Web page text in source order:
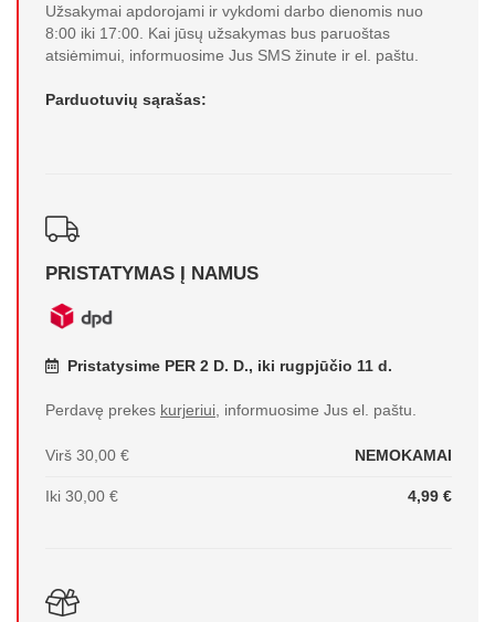
Užsakymai apdorojami ir vykdomi darbo dienomis nuo
8:00 iki 17:00. Kai jūsų užsakymas bus paruoštas
atsiėmimui, informuosime Jus SMS žinute ir el. paštu.
Parduotuvių sąrašas:
PRISTATYMAS Į NAMUS
Pristatysime PER 2 D. D., iki rugpjūčio 11 d.
Perdavę prekes kurjeriui, informuosime Jus el. paštu.
Virš 30,00 € NEMOKAMAI
Iki 30,00 € 4,99 €